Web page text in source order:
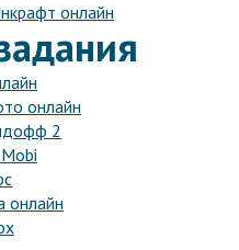
онлайн
онлайн
2
онлайн